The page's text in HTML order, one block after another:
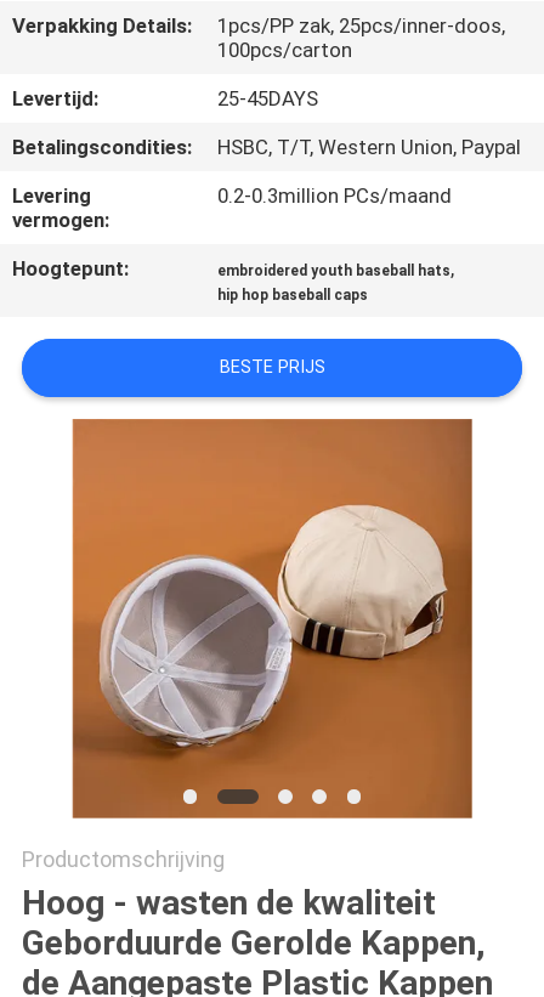
SITEMAP
PRIVACY
POLICY
Verpakking Details:
1pcs/PP zak, 25pcs/inner-doos,
100pcs/carton
Levertijd:
25-45DAYS
Betalingscondities:
HSBC, T/T, Western Union, Paypal
Levering
vermogen:
0.2-0.3million PCs/maand
Hoogtepunt: embroidered youth baseball hats,
hip hop baseball caps
BESTE PRIJS
Productomschrijving
Hoog - wasten de kwaliteit
Geborduurde Gerolde Kappen,
de Aangepaste Plastic Kappen